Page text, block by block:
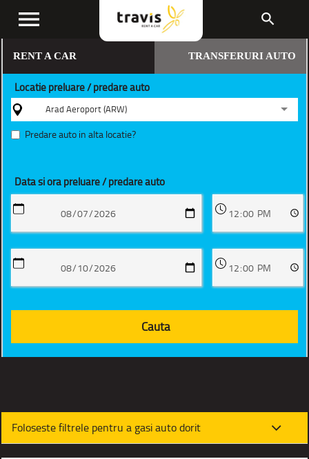
menu search
RENT A CAR TRANSFERURI AUTO
Locatie preluare / predare auto
Arad Aeroport (ARW)
Predare auto in alta locatie?
Data si ora preluare / predare auto
Foloseste filtrele pentru a gasi auto dorit